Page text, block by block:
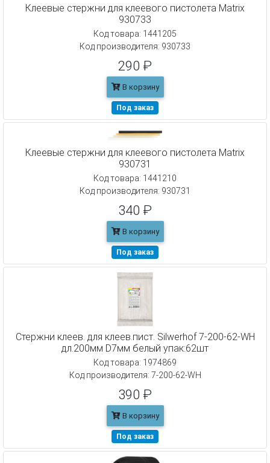
Клеевые стержни для клеевого пистолета Matrix
930733
Код товара: 1441205
Код производителя: 930733
290 ₽
В корзину
Под заказ
Клеевые стержни для клеевого пистолета Matrix
930731
Код товара: 1441210
Код производителя: 930731
340 ₽
В корзину
Под заказ
Cтержни клеев. для клеев.пист. Silwerhof 7-200-62-WH
дл.200мм D7мм белый упак:62шт
Код товара: 1974869
Код производителя: 7-200-62-WH
390 ₽
В корзину
Под заказ